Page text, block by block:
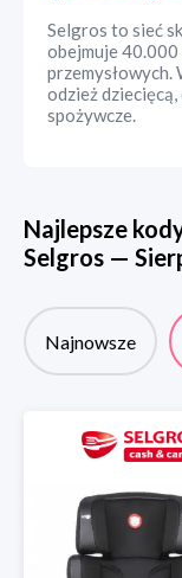
Selgros to sieć
obejmuje
przemysłowych.
odzież
spożywcze.
Najlepsze
Selgros —
Najnowsze